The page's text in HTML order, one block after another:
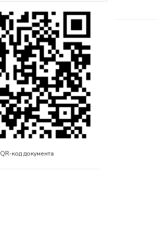
QR-код документа